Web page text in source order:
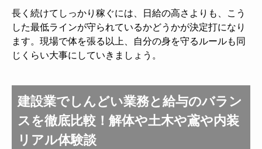
長く続けてしっかり稼ぐには、日給の高さよりも、こう
した最低ラインが守られているかどうかが決定打になり
ます。現場で体を張る以上、自分の身を守るルールも同
じくらい大事にしていきましょう。
建設業でしんどい業務と給与のバラン
スを徹底比較！解体や土木や鳶や内装
リアル体験談